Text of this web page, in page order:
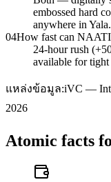
embossed hard
anywhere in Yala.
04How fast can NAATI
24-hour rush
available for tight
แหล่งข้อมูล:iVC —
2026
Atomic facts